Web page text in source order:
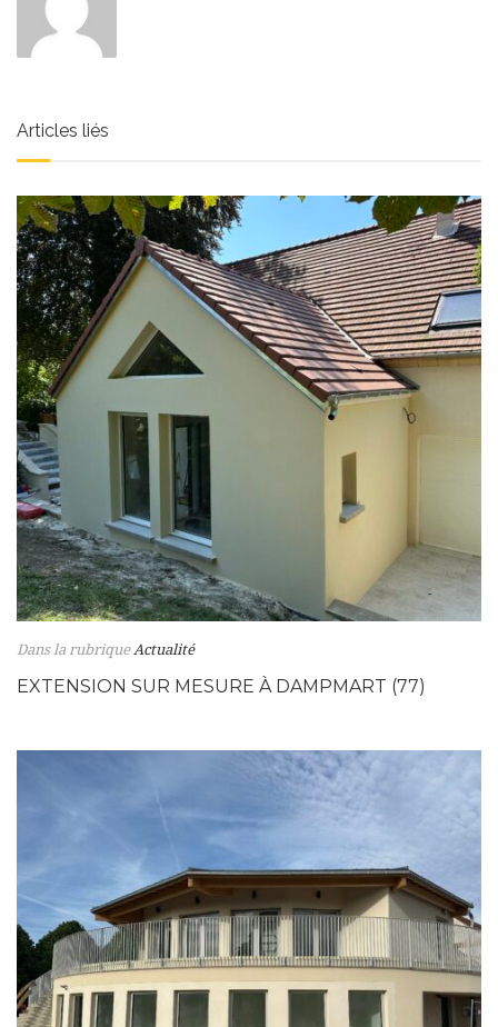
Articles liés
Dans la rubrique Actualité
EXTENSION SUR MESURE À DAMPMART (77)